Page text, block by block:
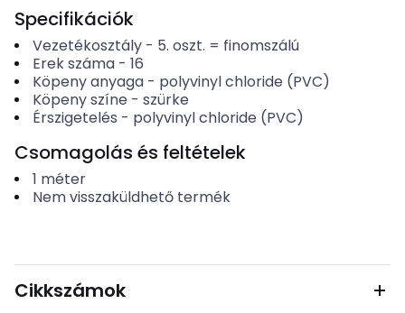
Specifikációk
Vezetékosztály- 5. oszt. = finomszálú
Erek száma- 16
Köpeny anyaga- polyvinyl chloride (PVC)
Köpeny színe - szürke
Érszigetelés - polyvinyl chloride (PVC)
Csomagolás és feltételek
1 méter
Nem visszaküldhető termék
Cikkszámok